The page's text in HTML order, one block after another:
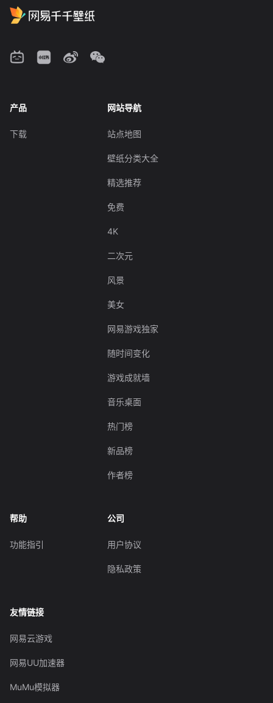
产品
下载
网站导航
站点地图
壁纸分类大全
精选推荐
免费
4K
二次元
风景
美女
网易游戏独家
随时间变化
游戏成就墙
音乐桌面
热门榜
新品榜
作者榜
帮助
功能指引
公司
用户协议
隐私政策
友情链接
网易云游戏
网易UU加速器
MuMu模拟器